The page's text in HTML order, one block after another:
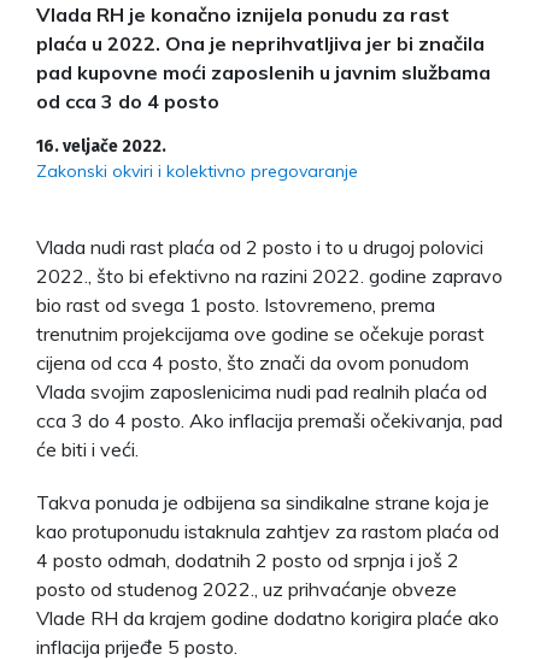
Vlada RH je konačno iznijela ponudu za rast
plaća u 2022. Ona je neprihvatljiva jer bi značila
pad kupovne moći zaposlenih u javnim službama
od cca 3 do 4 posto
16. veljače 2022.
Zakonski okviri i kolektivno pregovaranje
Vlada nudi rast plaća od 2 posto i to u drugoj polovici
2022., što bi efektivno na razini 2022. godine zapravo
bio rast od svega 1 posto. Istovremeno, prema
trenutnim projekcijama ove godine se očekuje porast
cijena od cca 4 posto, što znači da ovom ponudom
Vlada svojim zaposlenicima nudi pad realnih plaća od
cca 3 do 4 posto. Ako inflacija premaši očekivanja, pad
će biti i veći.
Takva ponuda je odbijena sa sindikalne strane koja je
kao protuponudu istaknula zahtjev za rastom plaća od
4 posto odmah, dodatnih 2 posto od srpnja i još 2
posto od studenog 2022., uz prihvaćanje obveze
Vlade RH da krajem godine dodatno korigira plaće ako
inflacija prijeđe 5 posto.